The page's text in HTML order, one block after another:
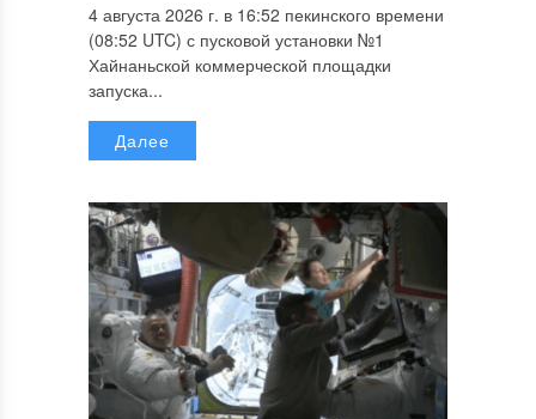
4 августа 2026 г. в 16:52 пекинского времени
(08:52 UTC) с пусковой установки №1
Хайнаньской коммерческой площадки
запуска...
Далее